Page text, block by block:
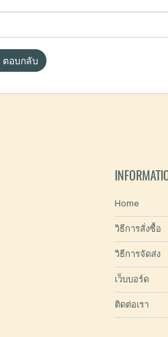
ตอบกลับ
Home
วิธีการสั่งซื้อ
วิธีการจัดส่ง
เว็บบอร์ด
ติดต่อเรา